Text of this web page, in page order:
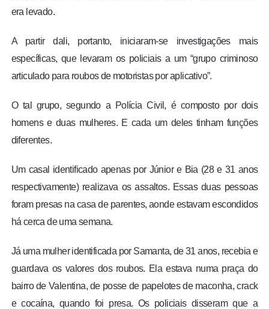
era levado.
A partir dali, portanto, iniciaram-se investigações mais
específicas, que levaram os policiais a um “grupo criminoso
articulado para roubos de motoristas por aplicativo”.
O tal grupo, segundo a Polícia Civil, é composto por dois
homens e duas mulheres. E cada um deles tinham funções
diferentes.
Um casal identificado apenas por Júnior e Bia (28 e 31 anos
respectivamente) realizava os assaltos. Essas duas pessoas
foram presas na casa de parentes, aonde estavam escondidos
há cerca de uma semana.
Já uma mulher identificada por Samanta, de 31 anos, recebia e
guardava os valores dos roubos. Ela estava numa praça do
bairro de Valentina, de posse de papelotes de maconha, crack
e cocaína, quando foi presa. Os policiais disseram que a